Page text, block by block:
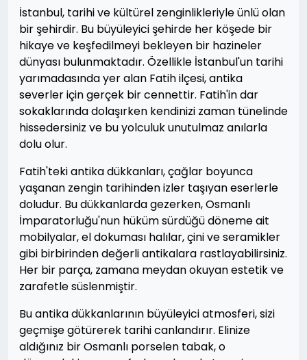
İstanbul, tarihi ve kültürel zenginlikleriyle ünlü olan
bir şehirdir. Bu büyüleyici şehirde her köşede bir
hikaye ve keşfedilmeyi bekleyen bir hazineler
dünyası bulunmaktadır. Özellikle İstanbul'un tarihi
yarımadasında yer alan Fatih ilçesi, antika
severler için gerçek bir cennettir. Fatih'in dar
sokaklarında dolaşırken kendinizi zaman tünelinde
hissedersiniz ve bu yolculuk unutulmaz anılarla
dolu olur.
Fatih'teki antika dükkanları, çağlar boyunca
yaşanan zengin tarihinden izler taşıyan eserlerle
doludur. Bu dükkanlarda gezerken, Osmanlı
İmparatorluğu'nun hüküm sürdüğü döneme ait
mobilyalar, el dokuması halılar, çini ve seramikler
gibi birbirinden değerli antikalara rastlayabilirsiniz.
Her bir parça, zamana meydan okuyan estetik ve
zarafetle süslenmiştir.
Bu antika dükkanlarının büyüleyici atmosferi, sizi
geçmişe götürerek tarihi canlandırır. Elinize
aldığınız bir Osmanlı porselen tabak, o